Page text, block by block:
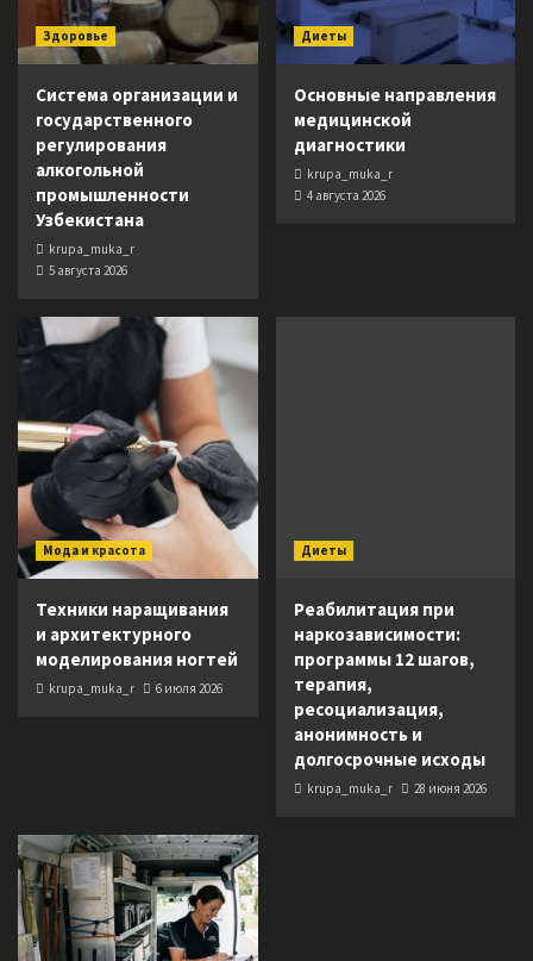
Здоровье
Система организации и
государственного
регулирования
алкогольной
промышленности
Узбекистана
krupa_muka_r
5 августа 2026
Диеты
Основные направления
медицинской
диагностики
krupa_muka_r
4 августа 2026
Мода и красота
Техники наращивания
и архитектурного
моделирования ногтей
krupa_muka_r 6 июля 2026
Диеты
Реабилитация при
наркозависимости:
программы 12 шагов,
терапия,
ресоциализация,
анонимность и
долгосрочные исходы
krupa_muka_r 28 июня 2026